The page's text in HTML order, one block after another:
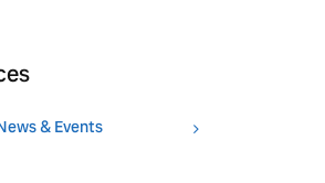
& Events